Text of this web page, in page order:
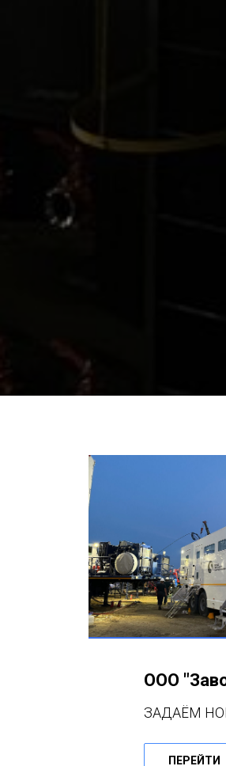
ООО
ЗАДАЁМ
ПЕРЕЙТИ